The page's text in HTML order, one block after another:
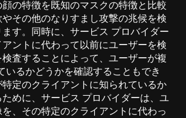
の特徴を既知のマスクの特徴と比較
その他のなりすまし攻撃の兆候を検
す。同時に、サービス プロバイダー
ントに代わって以前にユーザーを検
査することによって、ユーザーが複
いるかどうかを確認することもでき
特定のクライアントに知られているか
めに、サービス プロバイダーは、ユ
、その特定のクライアントに代わっ